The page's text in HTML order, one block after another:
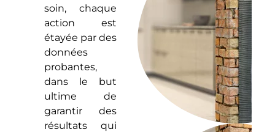
soin, chaque
action est
étayée par des
données
probantes,
dans le but
ultime de
garantir des
résultats qui